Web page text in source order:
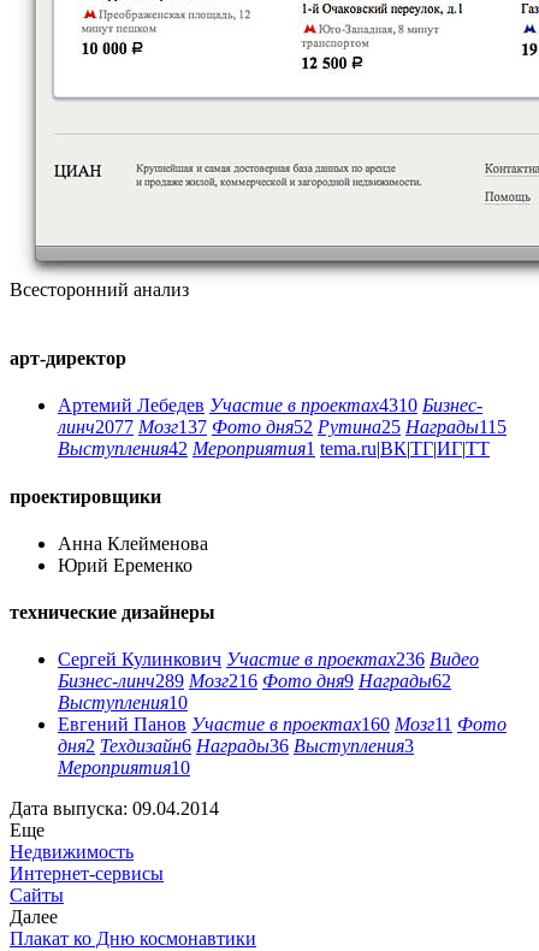
Всесторонний анализ
арт-директор
Артемий Лебедев Участие в проектах4310 Бизнес-
линч2077 Мозг137 Фото дня52 Рутина25 Награды115
Выступления42 Мероприятия1 tema.ru|ВК|ТГ|ИГ|ТТ
проектировщики
Анна Клейменова
Юрий Еременко
технические дизайнеры
Сергей Кулинкович Участие в проектах236 Видео
Бизнес-линч289 Мозг216 Фото дня9 Награды62
Выступления10
Евгений Панов Участие в проектах160 Мозг11 Фото
дня2 Техдизайн6 Награды36 Выступления3
Мероприятия10
Дата выпуска: 09.04.2014
Еще
Недвижимость
Интернет-сервисы
Сайты
Далее
Плакат ко Дню космонавтики